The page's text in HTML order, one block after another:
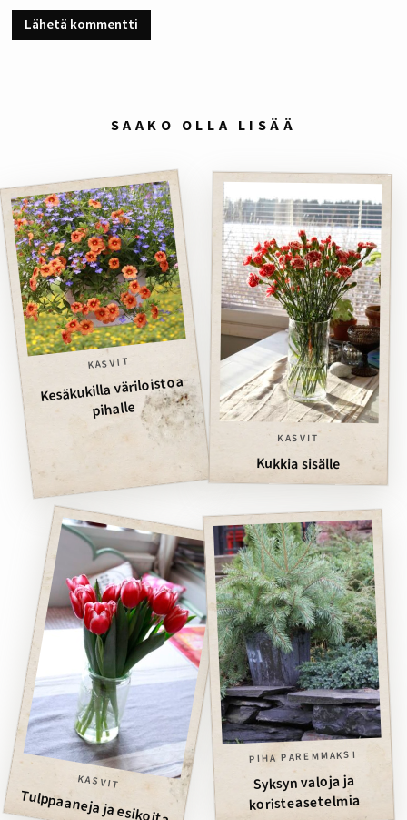
SAAKO OLLA LISÄÄ
KASVIT
Kesäkukilla väriloistoa
pihalle
KASVIT
Kukkia sisälle
KASVIT
Tulppaaneja ja esikoita
PIHA PAREMMAKSI
Syksyn valoja ja
koristeasetelmia